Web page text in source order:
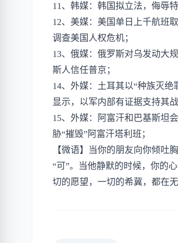
11、韩媒：韩国拟立法，侮辱
12、美媒：美国单日上千航班
调查美国人权危机；
13、俄媒：俄罗斯对乌发动大
斯人信任普京；
14、外媒：土耳其以“种族灭
显示，以军内部有证据支持其战
15、外媒：阿富汗和巴基斯坦
胁“摧毁”阿富汗塔利班；
【微语】当你的朋友向你倾吐
“可”。当他静默的时候，你的
切的愿望，一切的希冀，都在